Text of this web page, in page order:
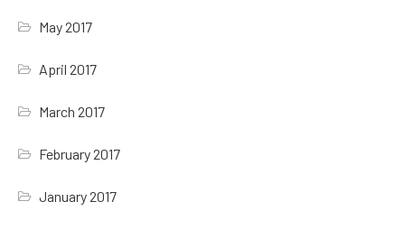
May 2017
April 2017
March 2017
February 2017
January 2017